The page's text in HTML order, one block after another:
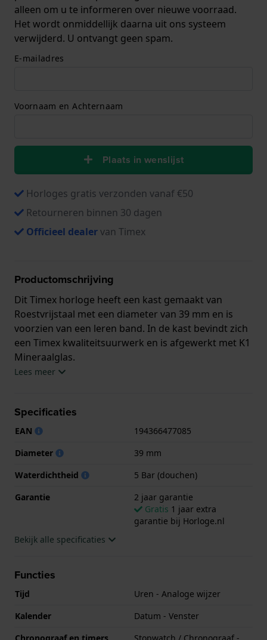
alleen om u te informeren over nieuwe voorraad.
Het wordt onmiddellijk daarna uit ons systeem
verwijderd. U ontvangt geen spam.
E-mailadres
Voornaam en Achternaam
Plaats in wenslijst
Horloges gratis verzonden vanaf €50
Retourneren binnen 30 dagen
Officieel dealervan Timex
Productomschrijving
Dit Timex horloge heeft een kast gemaakt van
Roestvrijstaal met een diameter van 39 mm en is
voorzien van een leren band. In de kast bevindt zich
een Timex kwaliteitsuurwerk en is afgewerkt met K1
Mineraalglas.
horloge geleverd met 2 jaar garantie.
Lees meer
Specificaties
EAN
194366477085
Diameter
39 mm
Waterdichtheid
5 Bar (douchen)
Garantie
2 jaar garantie
Gratis 1 jaar extra
garantie bij Horloge.nl
Bekijk alle specificaties
Functies
Tijd
Uren - Analoge wijzer
Kalender
Datum - Venster